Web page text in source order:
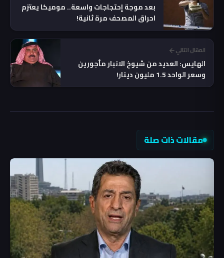
بعد موجة إحتجاجات واسعة.. موميكا يعتزم
احراق المصحف مرة ثانية!
المقال التالي
الهايس: العديد من شيوخ الانبار مأجورين
وسعر الواحد 1.5 مليون دينار!
مقالات ذات صلة